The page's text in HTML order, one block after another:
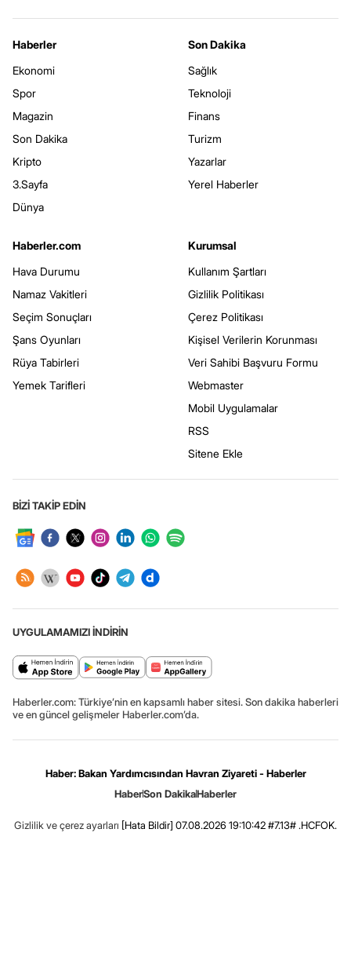
Haberler
Ekonomi
Spor
Magazin
Son Dakika
Kripto
3.Sayfa
Dünya
Son Dakika
Sağlık
Teknoloji
Finans
Turizm
Yazarlar
Yerel Haberler
Haberler.com
Hava Durumu
Namaz Vakitleri
Seçim Sonuçları
Şans Oyunları
Rüya Tabirleri
Yemek Tarifleri
Kurumsal
Kullanım Şartları
Gizlilik Politikası
Çerez Politikası
Kişisel Verilerin Korunması
Veri Sahibi Başvuru Formu
Webmaster
Mobil Uygulamalar
RSS
Sitene Ekle
BİZİ TAKİP EDİN
UYGULAMAMIZI İNDİRİN
Haberler.com: Türkiye’nin en kapsamlı haber sitesi. Son dakika haberleri
ve en güncel gelişmeler Haberler.com’da.
Haber: Bakan Yardımcısından Havran Ziyareti - Haberler
HaberSon DakikaHaberler
Gizlilik ve çerez ayarları [Hata Bildir] 07.08.2026 19:10:42 #7.13# .HCFOK.